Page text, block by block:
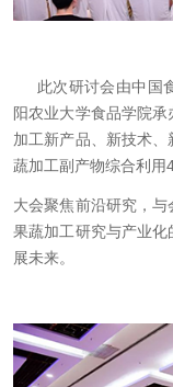
此次研讨会由中国
阳农业大学食品学院
加工新产品、新技术
蔬加工副产物综合利用
大会聚焦前沿研究，与
果蔬加工研究与产业
展未来。